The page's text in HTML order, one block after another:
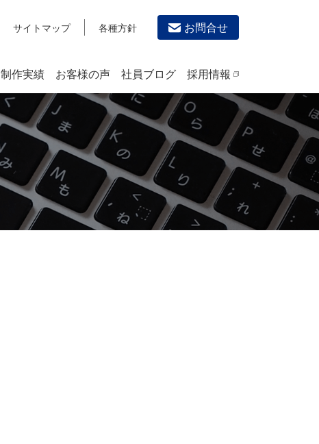
サイトマップ 各種方針 お問合せ
沿革
デザイン作成・印刷サービス
PRINTING
チラシ/フライヤーデザインの制作・印刷
カタログデザインの制作・印刷
冊子/パンフレットのデザイン制作・印刷
学校・会社案内パンフレット制作・印刷
制作実績 お客様の声 社員ブログ 採用情報